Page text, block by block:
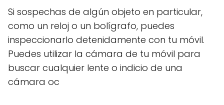
Si sospechas de algún objeto en particular,
como un reloj o un bolígrafo, puedes
inspeccionarlo detenidamente con tu móvil.
Puedes utilizar la cámara de tu móvil para
buscar cualquier lente o indicio de una
cámara oc